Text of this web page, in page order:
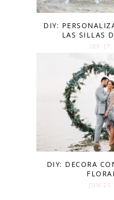
DIY:
LAS SILLAS
SEP
DIY: DECORA
JUN